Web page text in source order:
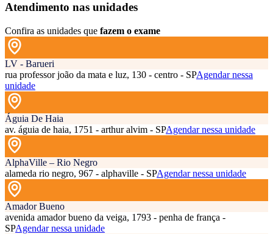
Atendimento nas unidades
Confira as unidades que fazem o exame
LV - Barueri
rua professor joão da mata e luz, 130 - centro - SPAgendar nessa
unidade
Águia De Haia
av. águia de haia, 1751 - arthur alvim - SPAgendar nessa unidade
AlphaVille – Rio Negro
alameda rio negro, 967 - alphaville - SPAgendar nessa unidade
Amador Bueno
avenida amador bueno da veiga, 1793 - penha de frança -
SPAgendar nessa unidade